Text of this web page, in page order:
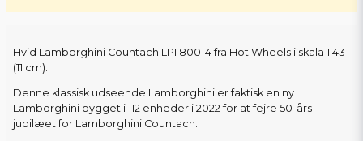
Hvid Lamborghini Countach LPI 800-4 fra Hot Wheels i skala 1:43
(11 cm).
Denne klassisk udseende Lamborghini er faktisk en ny
Lamborghini bygget i 112 enheder i 2022 for at fejre 50-års
jubilæet for Lamborghini Countach.